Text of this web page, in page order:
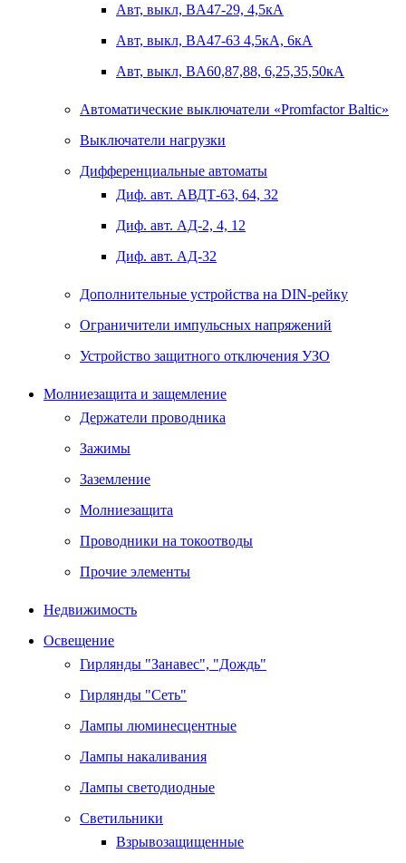
Авт, выкл, BA47-29, 4,5кА
Авт, выкл, BA47-63 4,5кА, 6кА
Авт, выкл, BA60,87,88, 6,25,35,50кА
Автоматические выключатели «Promfactor Baltic»
Выключатели нагрузки
Дифференциальные автоматы
Диф. авт. АВДТ-63, 64, 32
Диф. авт. АД-2, 4, 12
Диф. авт. АД-32
Дополнительные устройства на DIN-рейку
Ограничители импульсных напряжений
Устройство защитного отключения УЗО
Молниезащита и защемление
Держатели проводника
Зажимы
Заземление
Молниезащита
Проводники на токоотводы
Прочие элементы
Недвижимость
Освещение
Гирлянды "Занавес", "Дождь"
Гирлянды "Сеть"
Лампы люминесцентные
Лампы накаливания
Лампы светодиодные
Светильники
Взрывозащищенные